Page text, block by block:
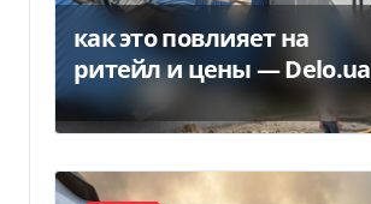
как это повлияет на
ритейл и цены — Delo.ua